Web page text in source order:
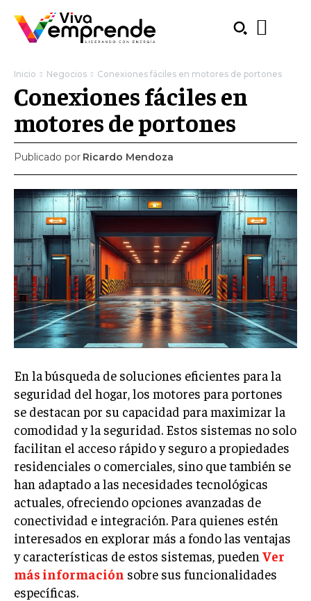
SUBSCRIBE
Welcome to Liberty Case
We have a curated list of the most noteworthy news from all
across the globe. With any subscription plan, you get access
Your Profile
NEWS LIFESTYLE PUBLIC OPINION
Inicio Negocios Conexiones fáciles en motores de portones
Conexiones fáciles en
motores de portones
Publicado por Ricardo Mendoza
En la búsqueda de soluciones eficientes para la
seguridad del hogar, los motores para portones
se destacan por su capacidad para maximizar la
comodidad y la seguridad. Estos sistemas no solo
facilitan el acceso rápido y seguro a propiedades
residenciales o comerciales, sino que también se
han adaptado a las necesidades tecnológicas
actuales, ofreciendo opciones avanzadas de
conectividad e integración. Para quienes estén
interesados en explorar más a fondo las ventajas
y características de estos sistemas, pueden Ver
más información sobre sus funcionalidades
específicas.